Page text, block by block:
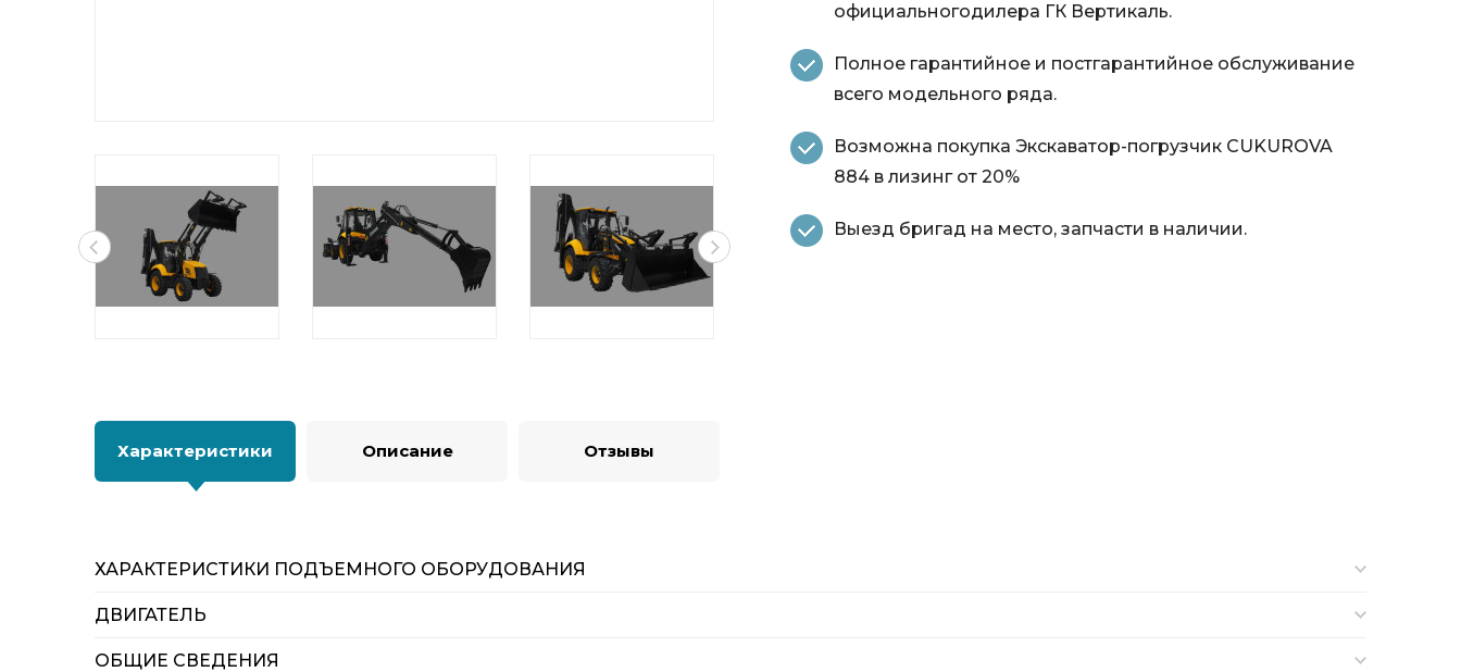
официальногодилера ГК Вертикаль.
Полное гарантийное и постгарантийное обслуживание
всего модельного ряда.
Возможна покупка Экскаватор-погрузчик CUKUROVA
884 в лизинг от 20%
Выезд бригад на место, запчасти в наличии.
Характеристики Описание Отзывы
ХАРАКТЕРИСТИКИ ПОДЪЕМНОГО ОБОРУДОВАНИЯ
ДВИГАТЕЛЬ
ОБЩИЕ СВЕДЕНИЯ